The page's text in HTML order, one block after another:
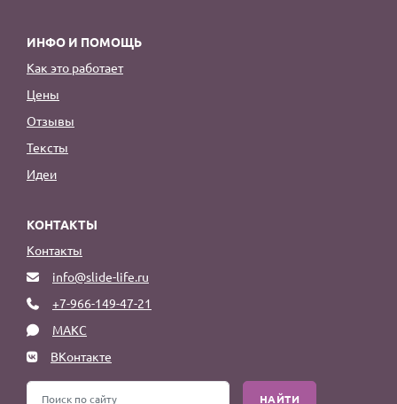
ИНФО И ПОМОЩЬ
Как это работает
Цены
Отзывы
Тексты
Идеи
КОНТАКТЫ
Контакты
info@slide-life.ru
+7-966-149-47-21
МАКС
ВКонтакте
НАЙТИ